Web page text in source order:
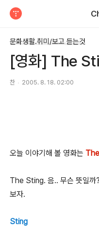
문화생활.취미/보고 듣는것
[영화] The
찬 2005. 8. 18. 02:00
오늘 이야기해 볼 영화는
The Sting. 음.. 무슨 뜻일까
보자.
Sting